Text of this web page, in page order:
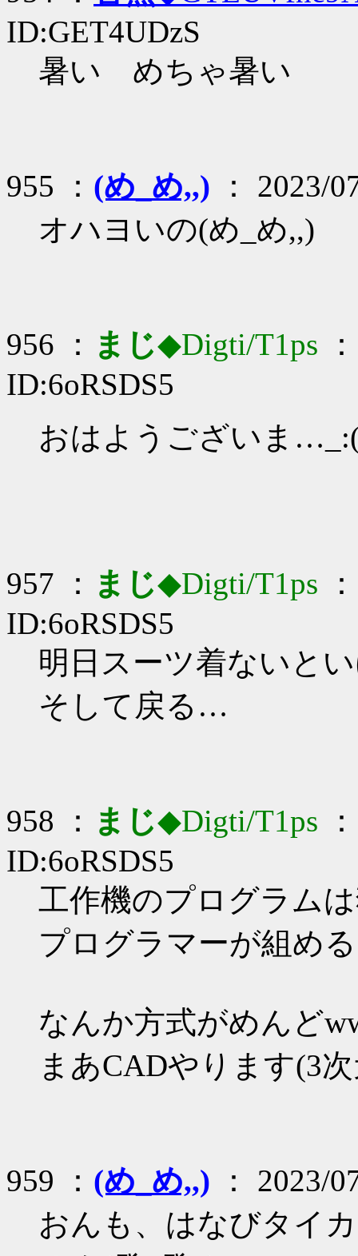
ID:GET4UDzS
暑い めちゃ暑い
955 ： (め_め,,) ： 2023/
オハヨいの(め_め,,)
956 ： まじ◆Digti/T1ps
ID:6oRSDS5
おはようございま
957 ： まじ◆Digti/T1ps
ID:6oRSDS5
明日スーツ着ないと
そして戻る…
958 ： まじ◆Digti/T1ps
ID:6oRSDS5
工作機のプログラム
プログラマーが組め
なんか方式がめんど
まあCADやります(3
959 ： (め_め,,) ： 2023/
おんも、はなびタイ